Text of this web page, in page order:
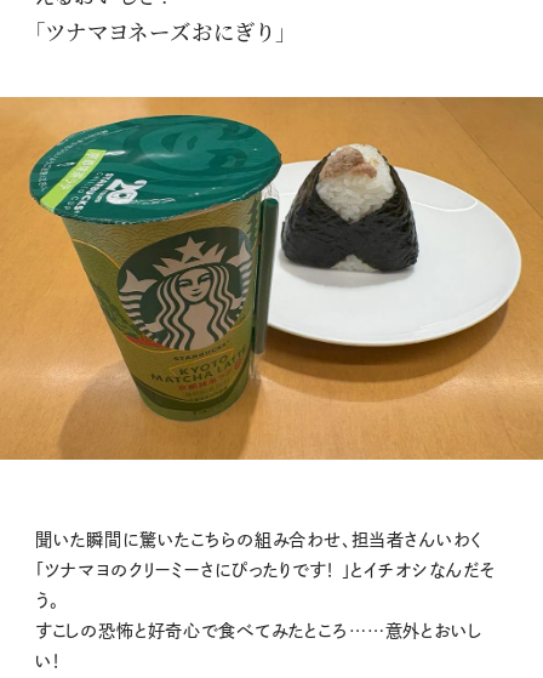
「ツナマヨネーズおにぎり」
聞いた瞬間に驚いたこちらの組み合わせ、担当者さんいわく
「ツナマヨのクリーミーさにぴったりです！ 」とイチオシなんだそ
う。
すこしの恐怖と好奇心で食べてみたところ……意外とおいし
い！